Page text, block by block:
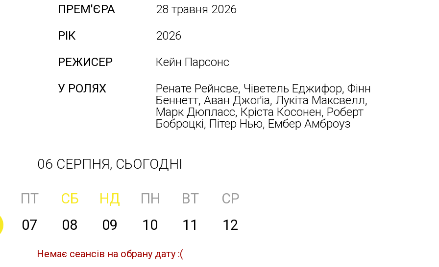
ПРЕМ'ЄРА
28 травня 2026
РІК
2026
РЕЖИСЕР
Кейн Парсонс
У РОЛЯХ
Ренате Рейнсве, Чіветель Еджифор, Фінн
Беннетт, Аван Джоґіа, Лукіта Максвелл,
Марк Дюпласс, Кріста Косонен, Роберт
Боброцкі, Пітер Нью, Ембер Амброуз
06 СЕРПНЯ, СЬОГОДНІ
ПТ СБ НД ПН ВТ
СР
07 08 09 10 11 12
Немає сеансів на обрану дату :(